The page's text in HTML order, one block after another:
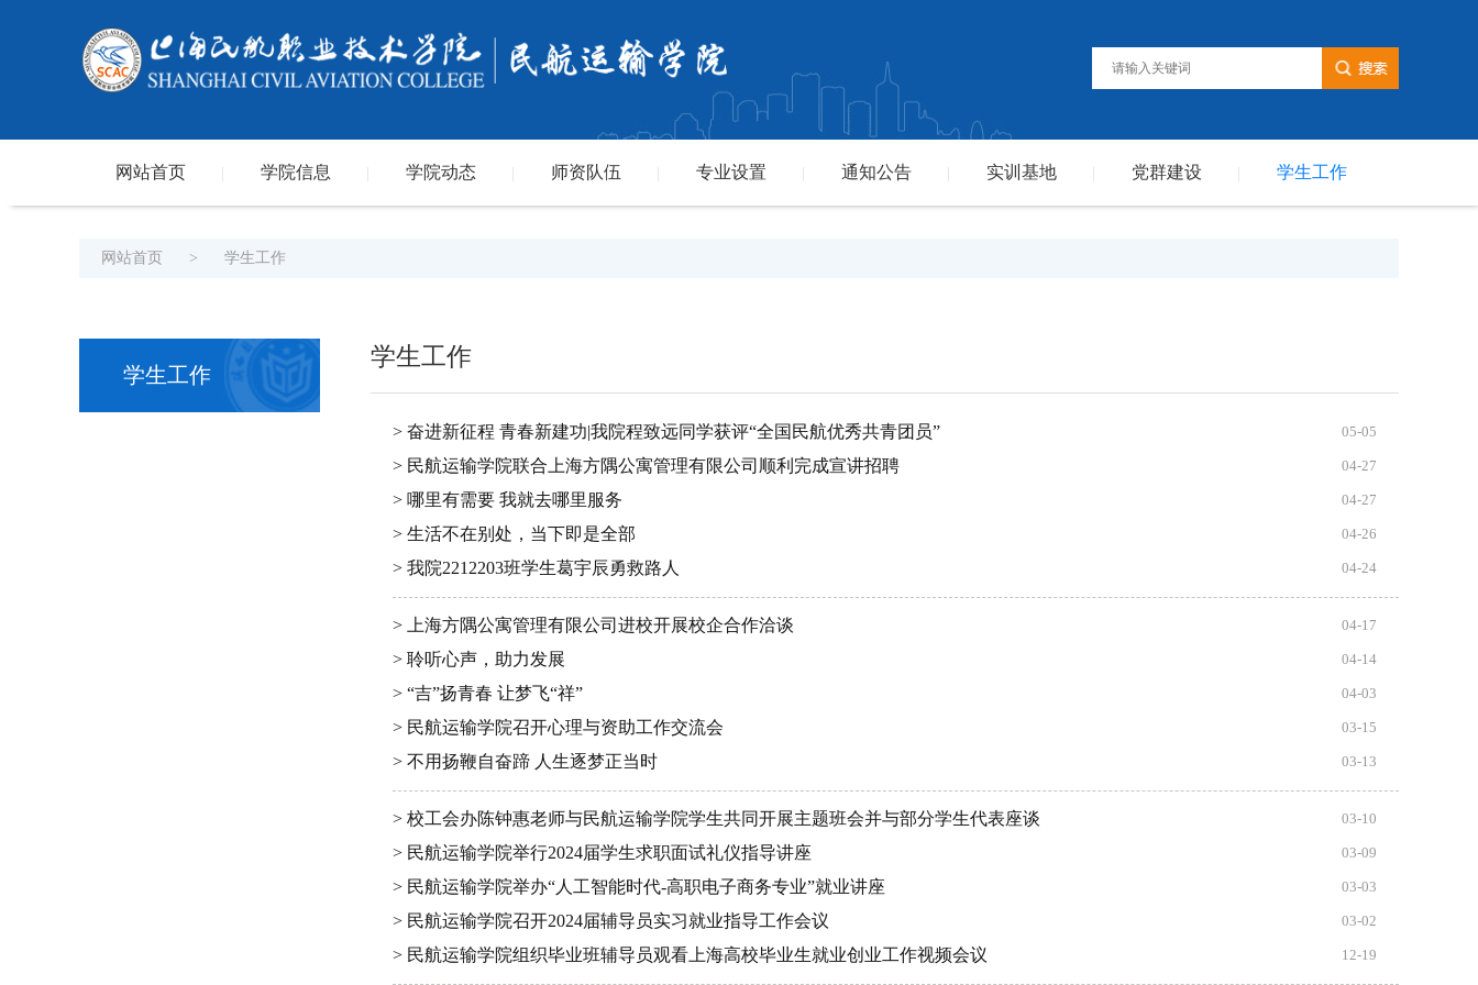
网站首页 学院信息 学院动态 师资队伍 专业设置 通知公告 实训基地 党群建设 学生工作
网站首页 > 学生工作
学生工作
学生工作
> 奋进新征程 青春新建功|我院程致远同学获评“全国民航优秀共青团员” 05-05
> 民航运输学院联合上海方隅公寓管理有限公司顺利完成宣讲招聘 04-27
> 哪里有需要 我就去哪里服务 04-27
> 生活不在别处，当下即是全部 04-26
> 我院2212203班学生葛宇辰勇救路人 04-24
> 上海方隅公寓管理有限公司进校开展校企合作洽谈 04-17
> 聆听心声，助力发展 04-14
> “吉”扬青春 让梦飞“祥” 04-03
> 民航运输学院召开心理与资助工作交流会 03-15
> 不用扬鞭自奋蹄 人生逐梦正当时 03-13
> 校工会办陈钟惠老师与民航运输学院学生共同开展主题班会并与部分学生代表座谈 03-10
> 民航运输学院举行2024届学生求职面试礼仪指导讲座 03-09
> 民航运输学院举办“人工智能时代-高职电子商务专业”就业讲座 03-03
> 民航运输学院召开2024届辅导员实习就业指导工作会议 03-02
> 民航运输学院组织毕业班辅导员观看上海高校毕业生就业创业工作视频会议 12-19